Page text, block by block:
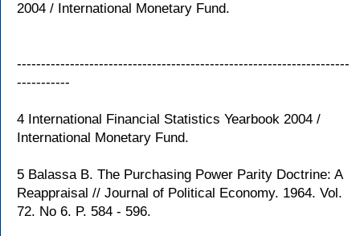
2004 / International Monetary Fund.
---------------------------------------------------------------------
-----------
4 International Financial Statistics Yearbook 2004 /
International Monetary Fund.
5 Balassa B. The Purchasing Power Parity Doctrine: A
Reappraisal // Journal of Political Economy. 1964. Vol.
72. No 6. P. 584 - 596.